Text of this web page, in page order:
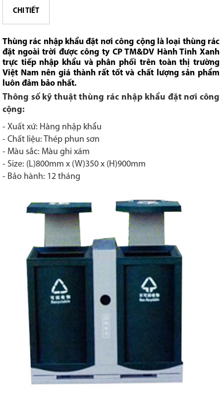
CHI TIẾT
Thùng rác nhập khẩu đặt nơi công cộng là loại thùng rác
đặt ngoài trời được công ty CP TM&DV Hành Tinh Xanh
trực tiếp nhập khẩu và phân phối trên toàn thị trường
Việt Nam nên giá thành rất tốt và chất lượng sản phẩm
luôn đảm bảo nhất.
Thông số kỹ thuật thùng rác nhập khẩu đặt nơi công
cộng:
- Xuất xứ: Hàng nhập khẩu
- Chất liệu: Thép phun sơn
- Màu sắc: Màu ghi xám
- Size: (L)800mm x (W)350 x (H)900mm
- Bảo hành: 12 tháng